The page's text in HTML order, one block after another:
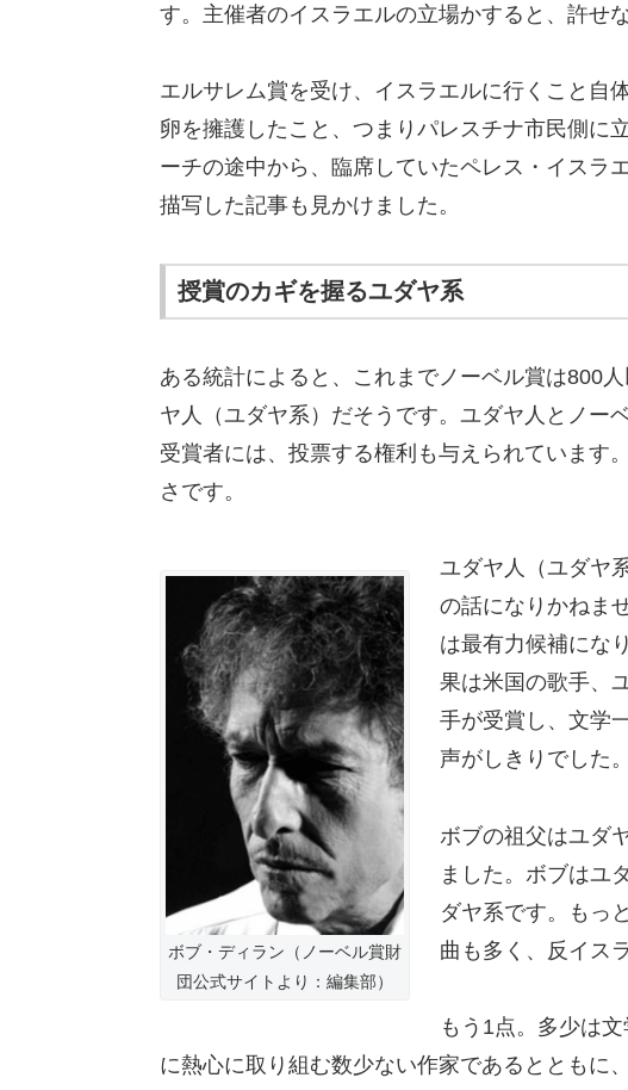
す。主催者のイスラエルの立場かすると、許せ
エルサレム賞を受け、イスラエルに行くこと自
卵を擁護したこと、つまりパレスチナ市民側に
ーチの途中から、臨席していたペレス・イスラ
描写した記事も見かけました。
授賞のカギを握るユダヤ系
ある統計によると、これまでノーベル賞は800
ヤ人（ユダヤ系）だそうです。ユダヤ人とノー
受賞者には、投票する権利も与えられています
さです。
ボブ・ディラン（ノーベル賞財
団公式サイトより：編集部）
ユダヤ人（ユダヤ
の話になりかねま
は最有力候補にな
果は米国の歌手、
手が受賞し、文学
声がしきりでした。
ボブの祖父はユダ
ました。ボブはユ
ダヤ系です。もっ
曲も多く、反イス
もう1点。多少は
に熱心に取り組む数少ない作家であるとともに